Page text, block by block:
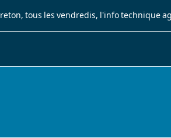
, tous les vendredis, l'info technique